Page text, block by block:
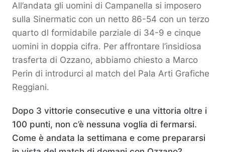
All’andata gli uomini di Campanella si imposero
sulla Sinermatic con un netto 86-54 con un terzo
quarto dl formidabile parziale di 34-9 e cinque
uomini in doppia cifra. Per affrontare l’insidiosa
trasferta di Ozzano, abbiamo chiesto a Marco
Perin di introdurci al match del Pala Arti Grafiche
Reggiani.
Dopo 3 vittorie consecutive e una vittoria oltre i
100 punti, non c’è nessuna voglia di fermarsi.
Come è andata la settimana e come prepararsi